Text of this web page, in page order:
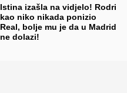
Istina izašla na vidjelo! Rodri
kao niko nikada ponizio
Real, bolje mu je da u Madrid
ne dolazi!